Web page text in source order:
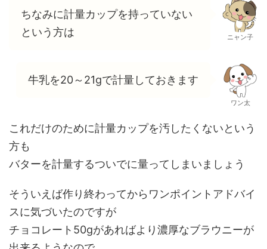
ちなみに計量カップを持っていない
という方は
ニャン子
牛乳を20～21gで計量しておきます
ワン太
これだけのために計量カップを汚したくないという
方も
バターを計量するついでに量ってしまいましょう
そういえば作り終わってからワンポイントアドバイ
スに気づいたのですが
チョコレート50gがあればより濃厚なブラウニーが